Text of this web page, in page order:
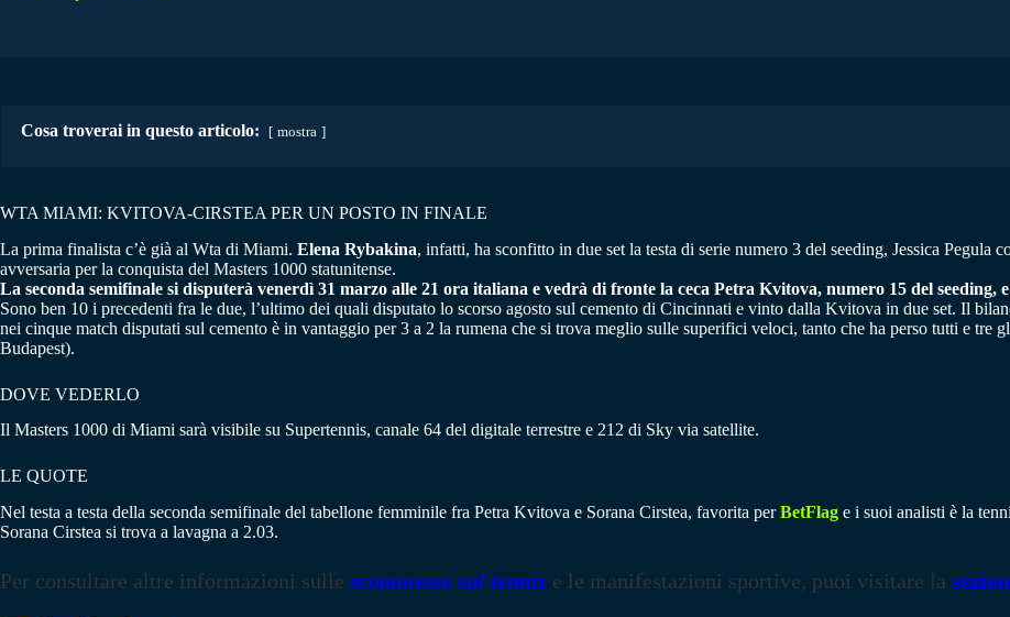
Cosa troverai in questo articolo: mostra
WTA MIAMI: KVITOVA-CIRSTEA PER UN POSTO IN FINALE
La prima finalista c’è già al Wta di Miami. Elena Rybakina, infatti, ha sconfitto in due set la testa di serie numero 3 del seeding, Jessica Pegula
avversaria per la conquista del Masters 1000 statunitense.
La seconda semifinale si disputerà venerdì 31 marzo alle 21 ora italiana e vedrà di fronte la ceca Petra Kvitova, numero 15 del
Sono ben 10 i precedenti fra le due, l’ultimo dei quali disputato lo scorso agosto sul cemento di Cincinnati e vinto dalla Kvitova in due set. Il
nei cinque match disputati sul cemento è in vantaggio per 3 a 2 la rumena che si trova meglio sulle superifici veloci, tanto che ha perso tutti e
Budapest).
DOVE VEDERLO
Il Masters 1000 di Miami sarà visibile su Supertennis, canale 64 del digitale terrestre e 212 di Sky via satellite.
LE QUOTE
Nel testa a testa della seconda semifinale del tabellone femminile fra Petra Kvitova e Sorana Cirstea, favorita perBetFlag e i suoi analisti è la
Sorana Cirstea si trova a lavagna a 2.03.
Per consultare altre informazioni sulle scommesse sul tennis e le manifestazioni sportive, puoi visitare la